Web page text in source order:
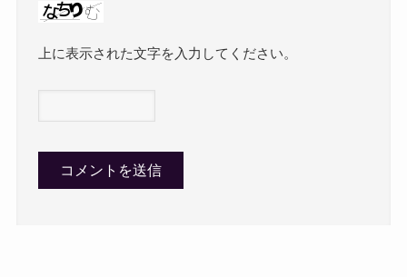
上に表示された文字を入力してください。